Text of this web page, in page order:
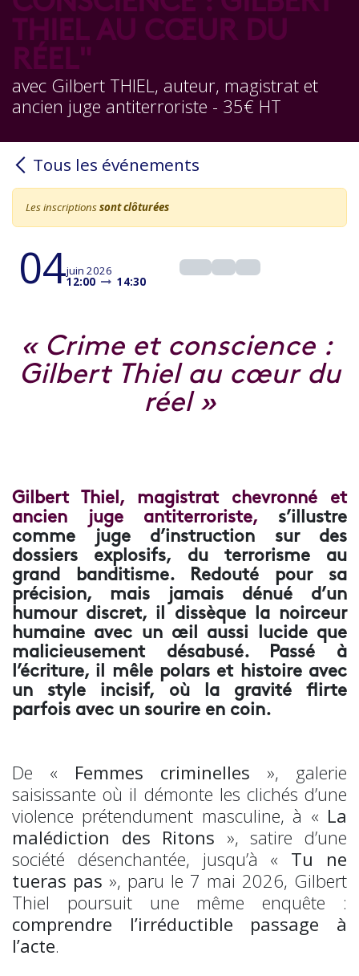
THIEL AU CŒUR DU
RÉEL"
avec Gilbert THIEL, auteur, magistrat et
ancien juge antiterroriste - 35€ HT
Tous les événements
Les inscriptionssont clôturées
04juin 2026
12:00 14:30
« Crime et conscience :
Gilbert Thiel au cœur du
réel »​
Gilbert Thiel, magistrat chevronné et
ancien juge antiterroriste, s’illustre
comme juge d’instruction sur des
dossiers explosifs, du terrorisme au
grand banditisme. Redouté pour sa
précision, mais jamais dénué d’un
humour discret, il dissèque la noirceur
humaine avec un œil aussi lucide que
malicieusement désabusé. Passé à
l’écriture, il mêle polars et histoire avec
un style incisif, où la gravité flirte
parfois avec un sourire en coin.
De « Femmes criminelles », galerie
saisissante où il démonte les clichés d’une
violence prétendument masculine, à « La
malédiction des Ritons », satire d’une
société désenchantée, jusqu’à « Tu ne
tueras pas », paru le 7 mai 2026, Gilbert
Thiel poursuit une même enquête :
comprendre l’irréductible passage à
l’acte.